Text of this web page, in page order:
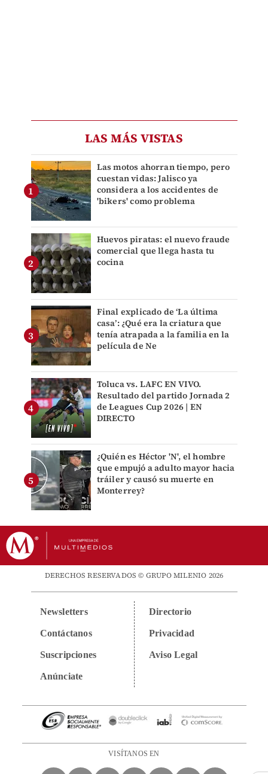
LAS MÁS VISTAS
Las motos ahorran tiempo, pero
cuestan vidas: Jalisco ya
considera a los accidentes de
'bikers' como problema
Huevos piratas: el nuevo fraude
comercial que llega hasta tu
cocina
Final explicado de ‘La última
casa’: ¿Qué era la criatura que
tenía atrapada a la familia en la
película de Ne
Toluca vs. LAFC EN VIVO.
Resultado del partido Jornada 2
de Leagues Cup 2026 | EN
DIRECTO
¿Quién es Héctor 'N', el hombre
que empujó a adulto mayor hacia
tráiler y causó su muerte en
Monterrey?
DERECHOS RESERVADOS © GRUPO MILENIO 2026
Newsletters
Contáctanos
Suscripciones
Anúnciate
Directorio
Privacidad
Aviso Legal
VISÍTANOS EN